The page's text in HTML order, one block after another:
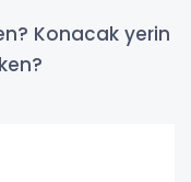
Konacak yerin